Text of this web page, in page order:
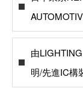
由
明/先進IC構